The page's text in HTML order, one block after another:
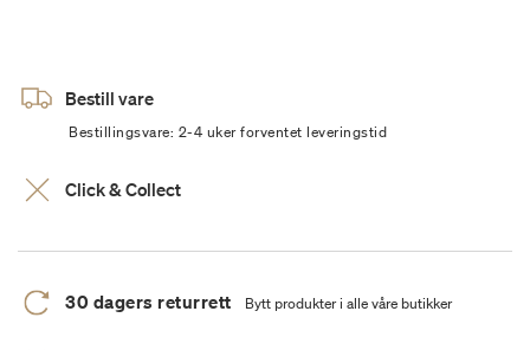
Bestill vare
Bestillingsvare: 2-4 uker forventet leveringstid
Click & Collect
30 dagers returrett Bytt produkter i alle våre butikker